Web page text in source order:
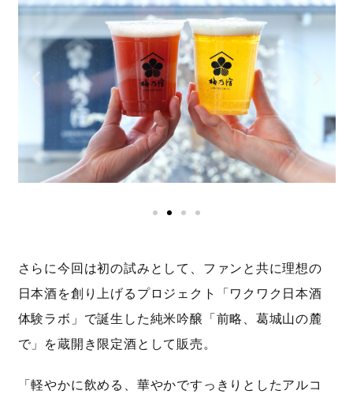
さらに今回は初の試みとして、ファンと共に理想の
日本酒を創り上げるプロジェクト「ワクワク日本酒
体験ラボ」で誕生した純米吟醸「前略、葛城山の麓
で」を蔵開き限定酒として販売。
「軽やかに飲める、華やかですっきりとしたアルコ